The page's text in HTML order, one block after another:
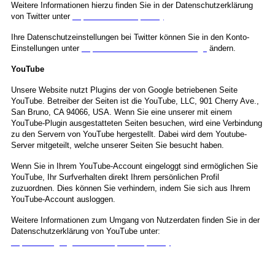
Weitere Informationen hierzu finden Sie in der Datenschutzerklärung
von Twitter unter
Ihre Datenschutzeinstellungen bei Twitter können Sie in den Konto-
Einstellungen unter
ändern.
YouTube
Unsere Website nutzt Plugins der von Google betriebenen Seite
YouTube. Betreiber der Seiten ist die YouTube, LLC, 901 Cherry Ave.,
San Bruno, CA 94066, USA. Wenn Sie eine unserer mit einem
YouTube-Plugin ausgestatteten Seiten besuchen, wird eine Verbindung
zu den Servern von YouTube hergestellt. Dabei wird dem Youtube-
Server mitgeteilt, welche unserer Seiten Sie besucht haben.
Wenn Sie in Ihrem YouTube-Account eingeloggt sind ermöglichen Sie
YouTube, Ihr Surfverhalten direkt Ihrem persönlichen Profil
zuzuordnen. Dies können Sie verhindern, indem Sie sich aus Ihrem
YouTube-Account ausloggen.
Weitere Informationen zum Umgang von Nutzerdaten finden Sie in der
Datenschutzerklärung von YouTube unter: